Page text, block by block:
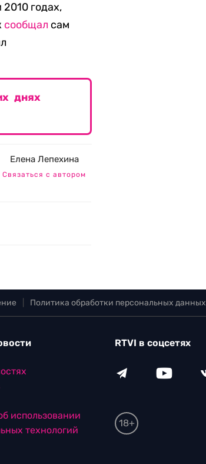
годах,
сообщал сам
днях
Елена Лепехина
Связаться с автором
Политика обработки персональных данных
использовании
технологий
RTVI в соцсетях
18+